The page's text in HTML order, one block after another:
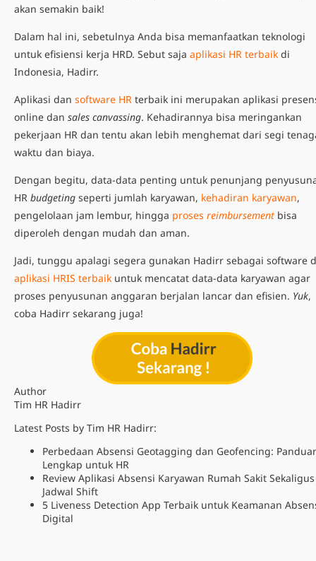
akan semakin baik!
Dalam hal ini, sebetulnya Anda bisa memanfaatkan teknologi
untuk efisiensi kerja HRD. Sebut saja aplikasi HR terbaik di
Indonesia, Hadirr.
Aplikasi dan software HR terbaik ini merupakan aplikasi
online dan sales canvassing. Kehadirannya bisa meringankan
pekerjaan HR dan tentu akan lebih menghemat dari segi
waktu dan biaya.
Dengan begitu, data-data penting untuk penunjang
HR budgeting seperti jumlah karyawan, kehadiran karyawan,
pengelolaan jam lembur, hingga proses reimbursement bisa
diperoleh dengan mudah dan aman.
Jadi, tunggu apalagi segera gunakan Hadirr sebagai software
aplikasi HRIS terbaik untuk mencatat data-data karyawan agar
proses penyusunan anggaran berjalan lancar dan efisien. Yuk,
coba Hadirr sekarang juga!
Author
Tim HR Hadirr
Latest Posts by Tim HR Hadirr:
Perbedaan Absensi Geotagging dan Geofencing:
Lengkap untuk HR
Review Aplikasi Absensi Karyawan Rumah Sakit Sekaligus
Jadwal Shift
5 Liveness Detection App Terbaik untuk Keamanan
Digital